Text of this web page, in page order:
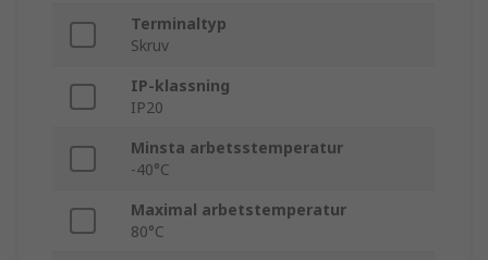
Terminaltyp
Skruv
IP-klassning
IP20
Minsta arbetsstemperatur
-40°C
Maximal arbetstemperatur
80°C